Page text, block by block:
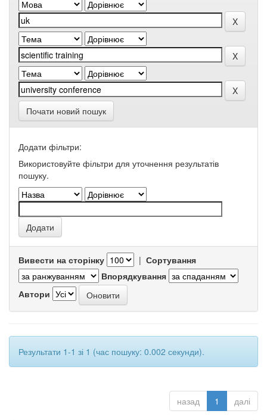
Почати новий пошук
Додати фільтри:
Використовуйте фільтри для уточнення результатів
пошуку.
Вивести на сторінку | Сортування
Впорядкування
Автори
Результати 1-1 зі 1 (час пошуку: 0.002 секунди).
назад 1 далі